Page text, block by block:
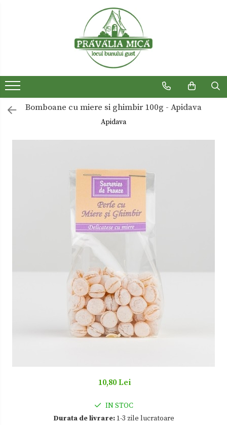
Dulceturi fara zahar
Dulciuri de casa
Bomboane cu miere si ghimbir 100g - Apidava
Apidava
10,80 Lei
IN STOC
Durata de livrare:1-3 zile lucratoare